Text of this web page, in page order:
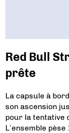
Red Bull
prête
La capsule à
son ascension
pour la tentative
L’ensemble